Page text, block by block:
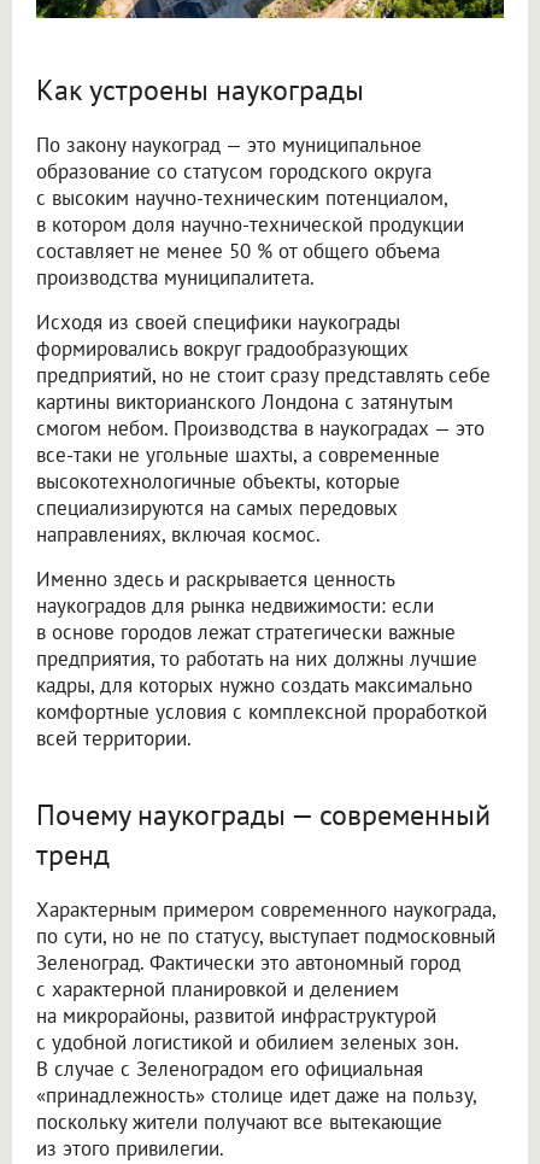
Как устроены наукограды
По закону наукоград — это муниципальное
образование со статусом городского округа
с высоким научно-техническим потенциалом,
в котором доля научно-технической продукции
составляет не менее 50 % от общего объема
производства муниципалитета.
Исходя из своей специфики наукограды
формировались вокруг градообразующих
предприятий, но не стоит сразу представлять себе
картины викторианского Лондона с затянутым
смогом небом. Производства в наукоградах — это
все-таки не угольные шахты, а современные
высокотехнологичные объекты, которые
специализируются на самых передовых
направлениях, включая космос.
Именно здесь и раскрывается ценность
наукоградов для рынка недвижимости: если
в основе городов лежат стратегически важные
предприятия, то работать на них должны лучшие
кадры, для которых нужно создать максимально
комфортные условия с комплексной проработкой
всей территории.
Почему наукограды — современный
тренд
Характерным примером современного наукограда,
по сути, но не по статусу, выступает подмосковный
Зеленоград. Фактически это автономный город
с характерной планировкой и делением
на микрорайоны, развитой инфраструктурой
с удобной логистикой и обилием зеленых зон.
В случае с Зеленоградом его официальная
«принадлежность» столице идет даже на пользу,
поскольку жители получают все вытекающие
из этого привилегии.